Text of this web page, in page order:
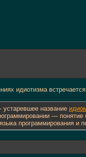
идиотизма
название
— понятие
языка программирования